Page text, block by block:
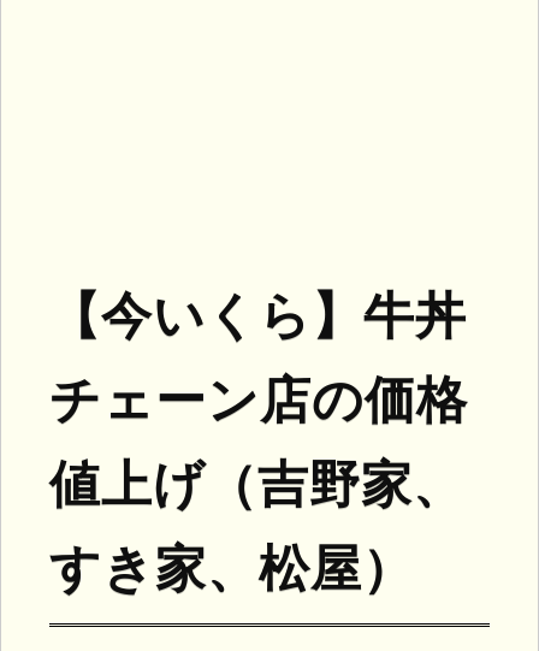
【今いくら】牛丼
チェーン店の価格
値上げ（吉野家、
すき家、松屋）